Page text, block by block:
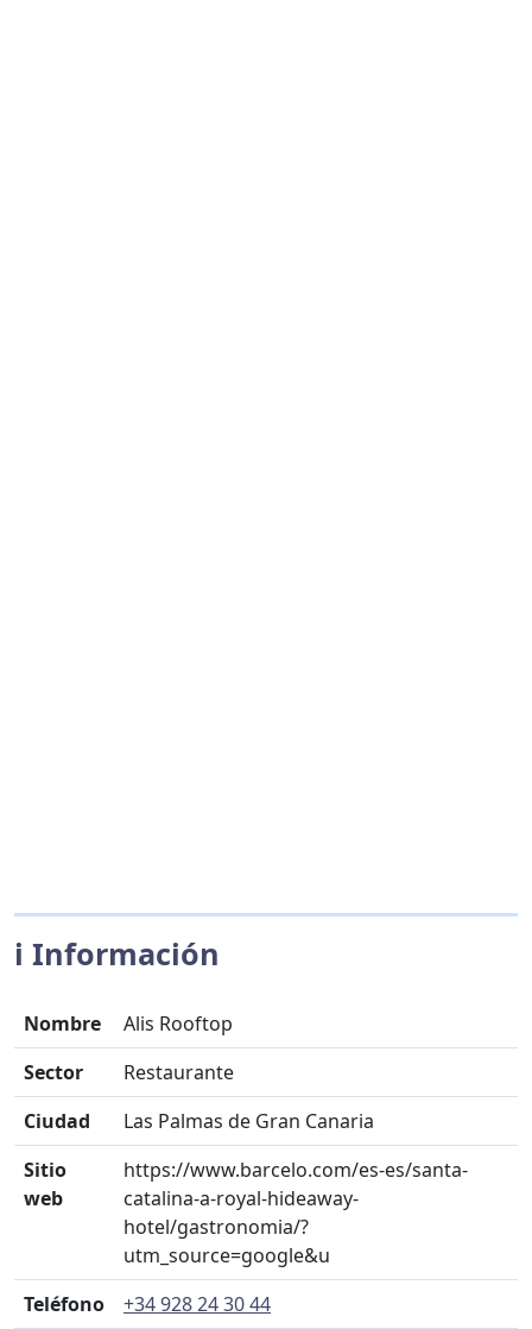
ℹ️ Información
Nombre
Alis Rooftop
Sector
Restaurante
Ciudad
Las Palmas de Gran Canaria
Sitio
web
https://www.barcelo.com/es-es/santa-
catalina-a-royal-hideaway-
hotel/gastronomia/?
utm_source=google&u
Teléfono
+34 928 24 30 44